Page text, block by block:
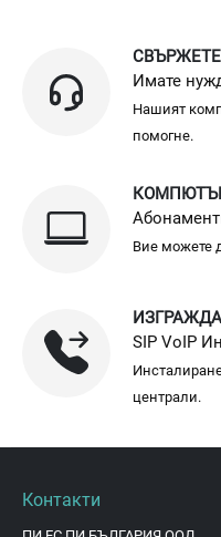
Имате
Нашият
помогне.
Вие можете
SIP VoIP
централи.
Контакти